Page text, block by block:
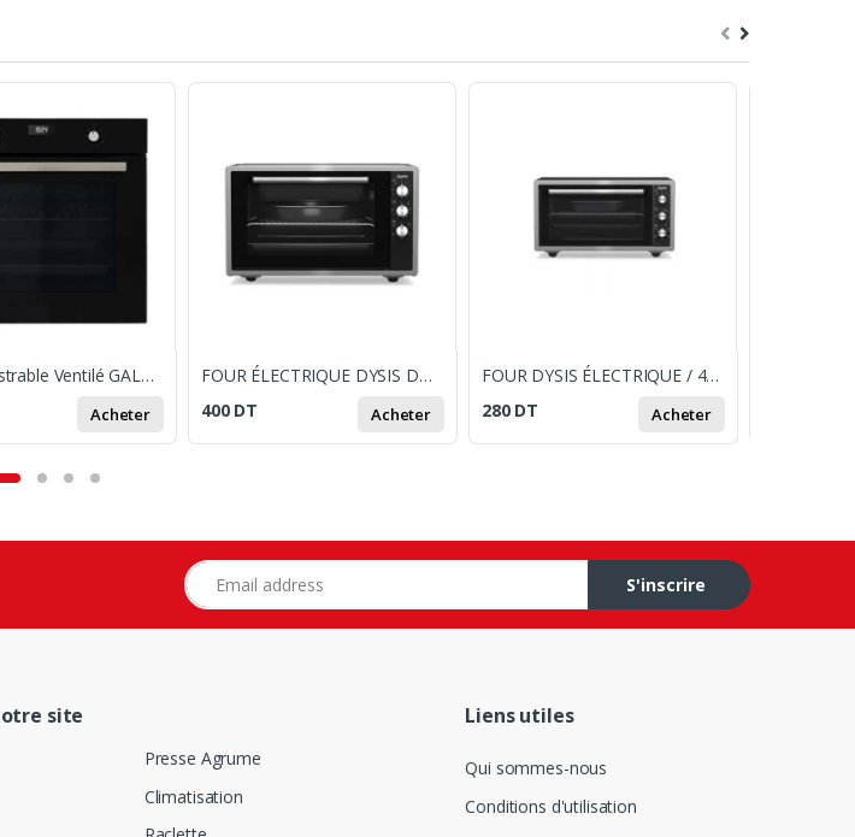
Four Encastrable Ventilé GALAXY NATUREL 56 Litres - Noir
Acheter
FOUR ÉLECTRIQUE DYSIS DM7001 70 LITRES - SILVER
400 DT Acheter
FOUR DYSIS ÉLECTRIQUE / 45 LITRES - SILVER
280 DT Acheter
Adresse e-mail
S'inscrire
site
Presse Agrume
Climatisation
Liens utiles
Qui sommes-nous
Conditions d'utilisation